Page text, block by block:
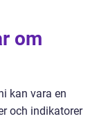
om
kan vara en
och indikatorer